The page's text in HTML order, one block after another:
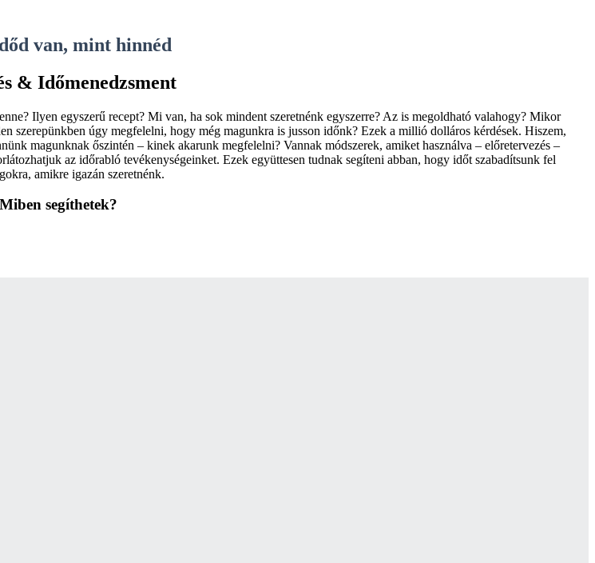
van, mint hinnéd
& Időmenedzsment
Ilyen egyszerű recept? Mi van, ha sok mindent szeretnénk egyszerre? Az is megoldható valahogy? Mikor
szerepünkben úgy megfelelni, hogy még magunkra is jusson időnk? Ezek a millió dolláros kérdések. Hiszem,
magunknak őszintén – kinek akarunk megfelelni? Vannak módszerek, amiket használva – előretervezés –
az időrabló tevékenységeinket. Ezek együttesen tudnak segíteni abban, hogy időt szabadítsunk fel
amikre igazán szeretnénk.
Miben segíthetek?